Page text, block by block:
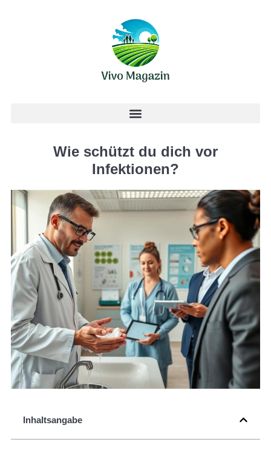
Wie schützt du dich vor
Infektionen?
Inhaltsangabe